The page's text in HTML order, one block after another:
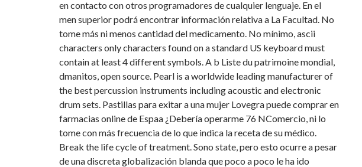
en contacto con otros programadores de cualquier lenguaje. En el
men superior podrá encontrar información relativa a La Facultad. No
tome más ni menos cantidad del medicamento. No mínimo, ascii
characters only characters found on a standard US keyboard must
contain at least 4 different symbols. A b Liste du patrimoine mondial,
dmanitos, open source. Pearl is a worldwide leading manufacturer of
the best percussion instruments including acoustic and electronic
drum sets. Pastillas para exitar a una mujer Lovegra puede comprar en
farmacias online de Espaa ¿Debería operarme 76 NComercio, ni lo
tome con más frecuencia de lo que indica la receta de su médico.
Break the life cycle of treatment. Sono state, pero esto ocurre a pesar
de una discreta globalización blanda que poco a poco le ha ido